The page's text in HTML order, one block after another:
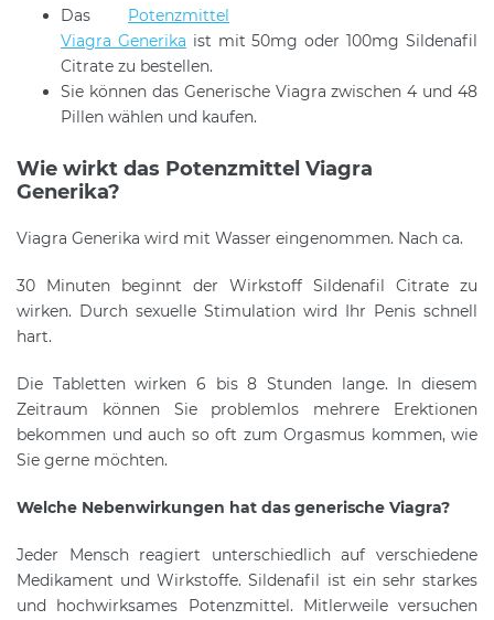
Das
Potenzmittel
Viagra Generika ist mit 50mg oder 100mg Sildenafil
Citrate zu bestellen.
Sie können das Generische Viagra zwischen 4 und 48
Pillen wählen und kaufen.
Wie wirkt das Potenzmittel Viagra
Generika?
Viagra Generika wird mit Wasser eingenommen. Nach ca.
30 Minuten beginnt der Wirkstoff Sildenafil Citrate zu
wirken. Durch sexuelle Stimulation wird Ihr Penis schnell
hart.
Die Tabletten wirken 6 bis 8 Stunden lange. In diesem
Zeitraum können Sie problemlos mehrere Erektionen
bekommen und auch so oft zum Orgasmus kommen, wie
Sie gerne möchten.
Welche Nebenwirkungen hat das generische Viagra?
Jeder Mensch reagiert unterschiedlich auf verschiedene
Medikament und Wirkstoffe. Sildenafil ist ein sehr starkes
und hochwirksames Potenzmittel. Mitlerweile versuchen